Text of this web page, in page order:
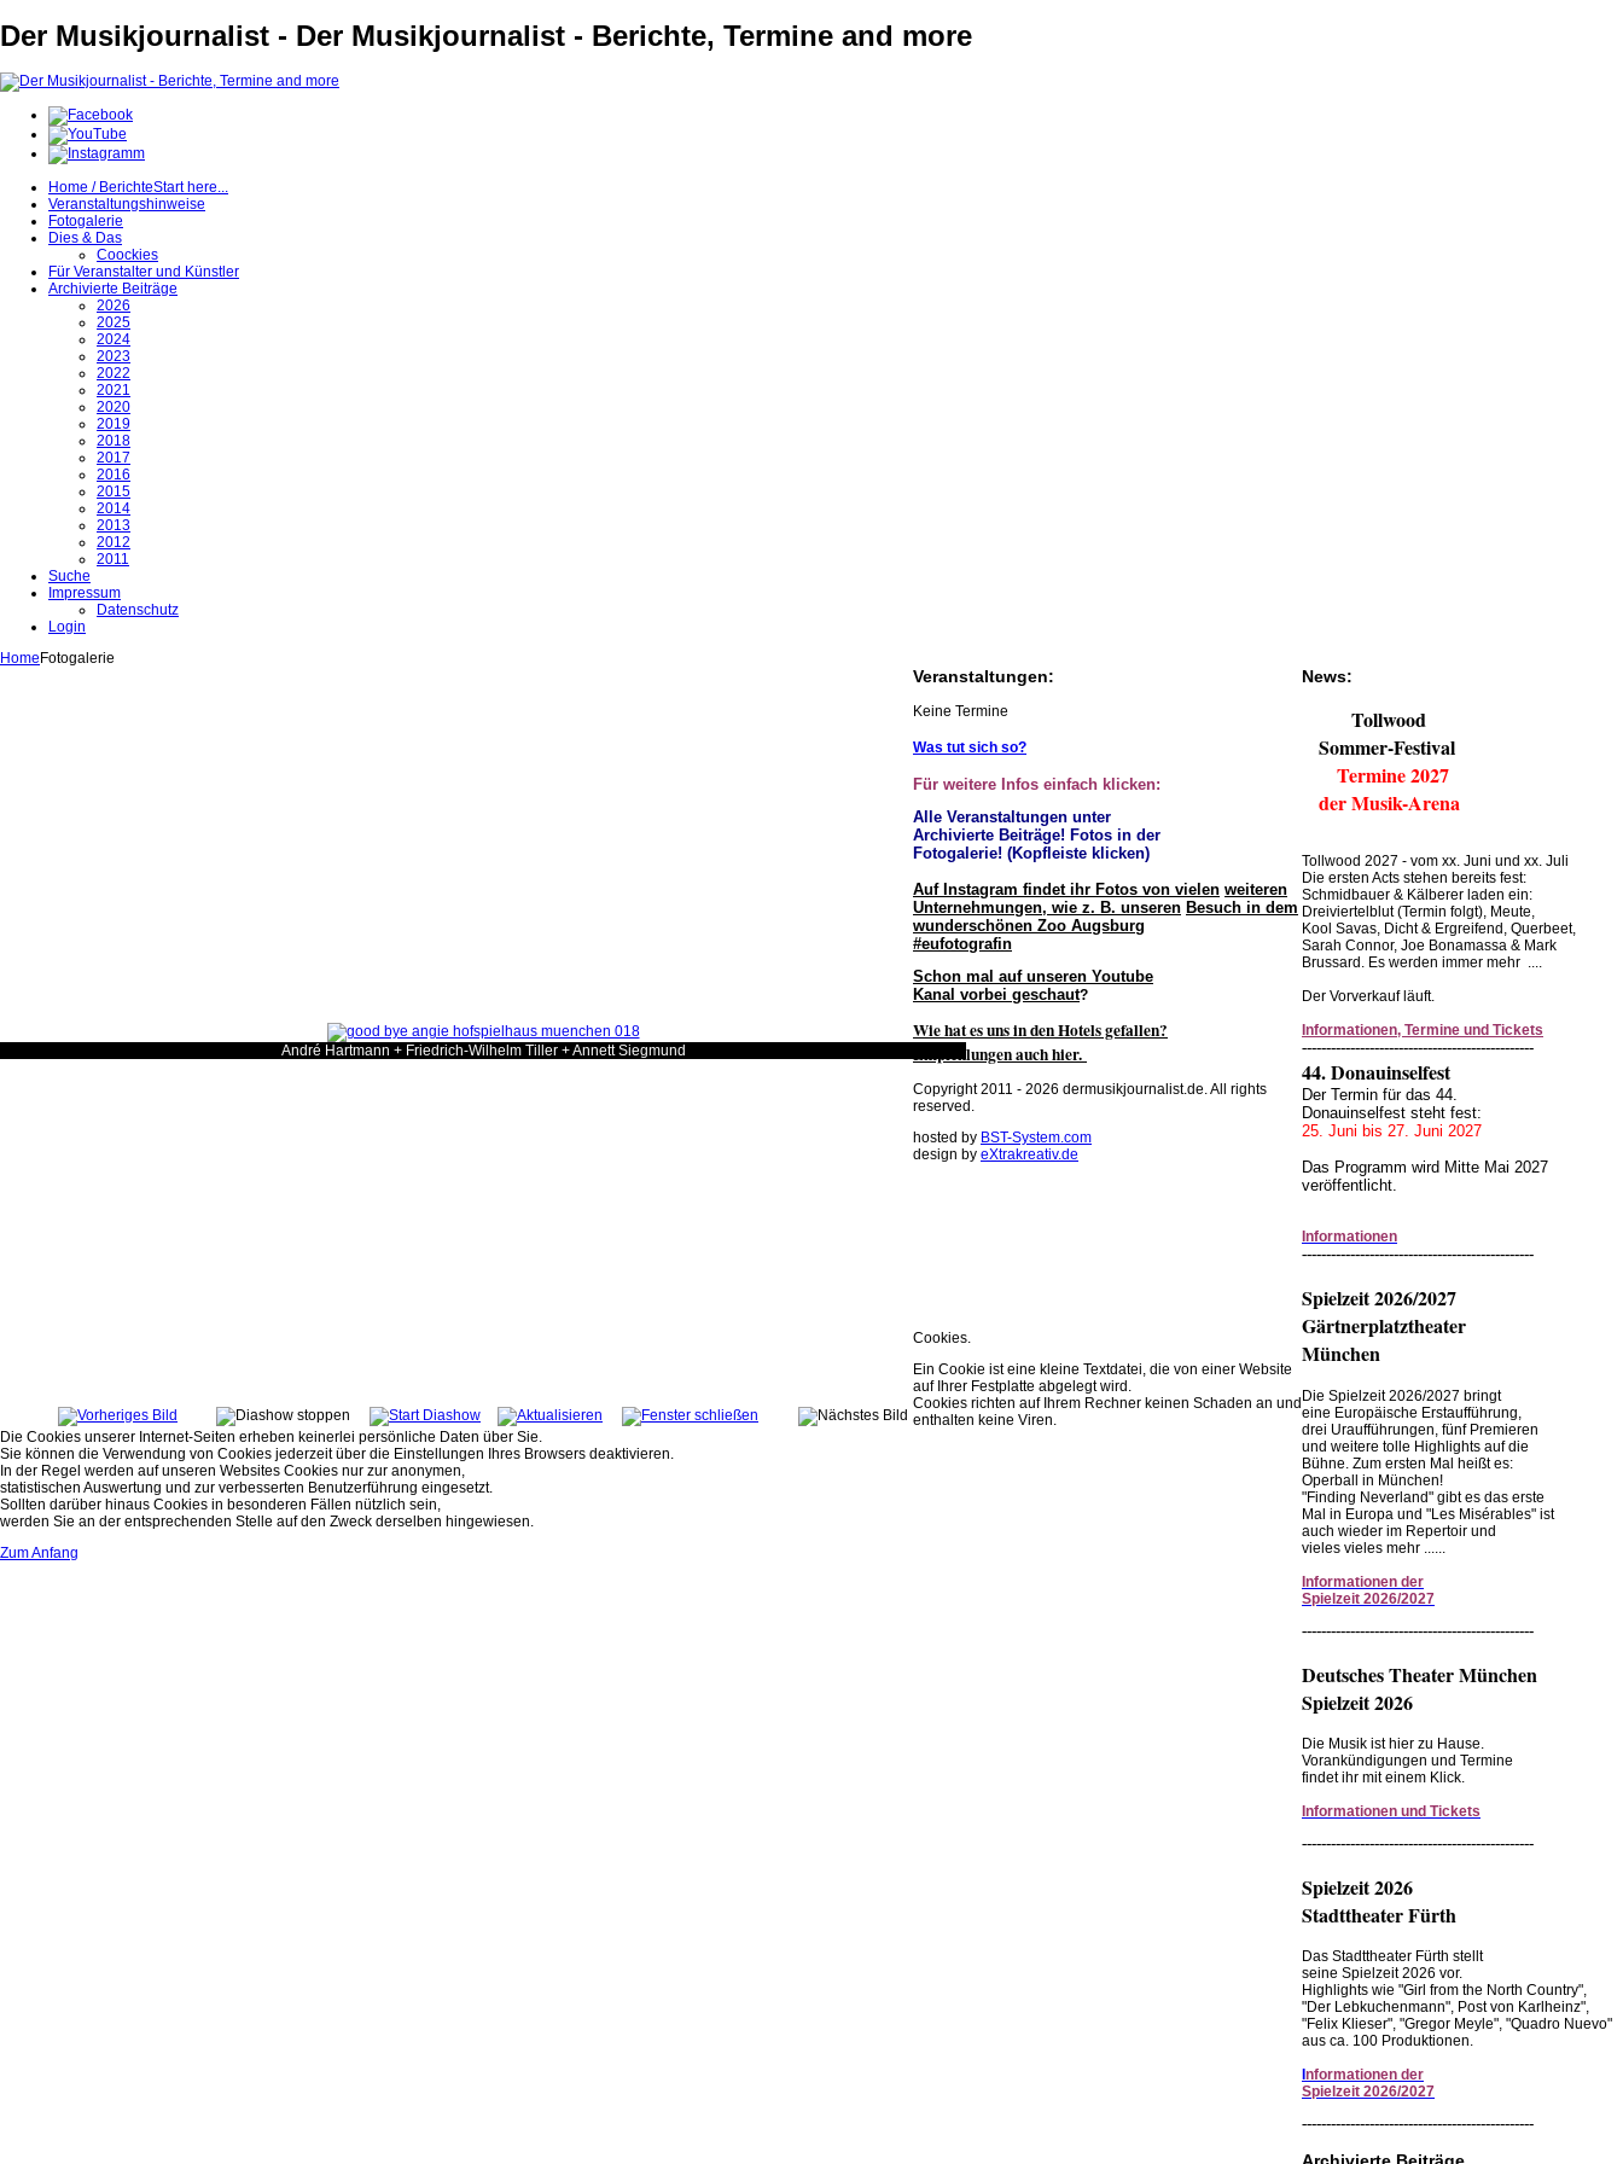
Der Musikjournalist - Der Musikjournalist - Berichte, Termine and more
Home / BerichteStart here...
Veranstaltungshinweise
Fotogalerie
Dies & Das
Coockies
Für Veranstalter und Künstler
Archivierte Beiträge
2026
2025
2024
2023
2022
2021
2020
2019
2018
2017
2016
2015
2014
2013
2012
2011
Suche
Impressum
Datenschutz
Login
Home Fotogalerie
André Hartmann + Friedrich-Wilhelm Tiller + Annett Siegmund
Veranstaltungen:
Keine Termine
Was tut sich so?
Für weitere Infos einfach klicken:
Alle Veranstaltungen unter
Archivierte Beiträge! Fotos in der
Fotogalerie! (Kopfleiste klicken)
Auf Instagram findet ihr Fotos von vielen weiteren
Unternehmungen, wie z. B. unseren Besuch in dem
wunderschönen Zoo Augsburg
#eufotografin
Schon mal auf unseren Youtube
Kanal vorbei geschaut?
Wie hat es uns in den Hotels gefallen?
Empfehlungen auch hier.
News:
Tollwood
Sommer-Festival
Termine 2027
der Musik-Arena
Tollwood 2027 - vom xx. Juni und xx. Juli
Die ersten Acts stehen bereits fest:
Schmidbauer & Kälberer laden ein:
Dreiviertelblut (Termin folgt), Meute,
Kool Savas, Dicht & Ergreifend, Querbeet,
Sarah Connor, Joe Bonamassa & Mark
Brussard. Es werden immer mehr ....
Der Vorverkauf läuft.
Informationen, Termine und Tickets
------------------------------------------------
44. Donauinselfest
Der Termin für das 44.
Donauinselfest steht fest:
25. Juni bis 27. Juni 2027
Das Programm wird Mitte Mai 2027
veröffentlicht.
Informationen
------------------------------------------------
Spielzeit 2026/2027
Gärtnerplatztheater
München
Die Spielzeit 2026/2027 bringt
eine Europäische Erstaufführung,
drei Uraufführungen, fünf Premieren
und weitere tolle Highlights auf die
Bühne. Zum ersten Mal heißt es:
Operball in München!
"Finding Neverland" gibt es das erste
Mal in Europa und "Les Misérables" ist
auch wieder im Repertoir und
vieles vieles mehr ......
Informationen der
Spielzeit 2026/2027
------------------------------------------------
Deutsches Theater München
Spielzeit 2026
Die Musik ist hier zu Hause.
Vorankündigungen und Termine
findet ihr mit einem Klick.
Informationen und Tickets
------------------------------------------------
Spielzeit 2026
Stadttheater Fürth
Das Stadttheater Fürth stellt
seine Spielzeit 2026 vor.
Highlights wie "Girl from the North Country",
"Der Lebkuchenmann", Post von Karlheinz",
"Felix Klieser", "Gregor Meyle", "Quadro Nuevo"
aus ca. 100 Produktionen.
Informationen der
Spielzeit 2026/2027
------------------------------------------------
Copyright 2011 - 2026 dermusikjournalist.de. All rights
reserved.
hosted by BST-System.com
design by eXtrakreativ.de
Cookies.
Ein Cookie ist eine kleine Textdatei, die von einer Website
auf Ihrer Festplatte abgelegt wird.
Cookies richten auf Ihrem Rechner keinen Schaden an und
enthalten keine Viren.
Die Cookies unserer Internet-Seiten erheben keinerlei persönliche Daten über Sie.
Sie können die Verwendung von Cookies jederzeit über die Einstellungen Ihres Browsers deaktivieren.
In der Regel werden auf unseren Websites Cookies nur zur anonymen,
statistischen Auswertung und zur verbesserten Benutzerführung eingesetzt.
Sollten darüber hinaus Cookies in besonderen Fällen nützlich sein,
werden Sie an der entsprechenden Stelle auf den Zweck derselben hingewiesen.
Zum Anfang